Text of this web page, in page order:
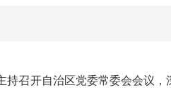
召开自治区党委常委会会议